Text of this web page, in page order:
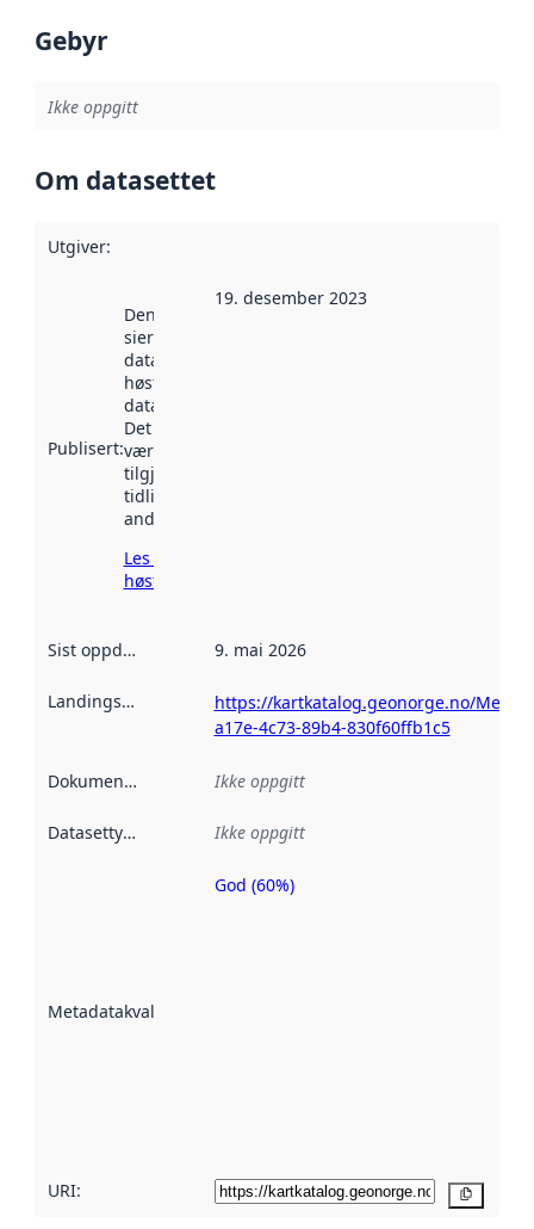
Gebyr
Ikke oppgitt
Om datasettet
Utgiver:
Publisert:
Denne datoen
sier når
datasettet ble
høstet av
data.norge.no.
Det kan ha
vært
tilgjengelig
tidligere
andre steder.
Les mer om
høsting her
19. desember 2023
Sist oppdatert 9. mai 2026
Landingsside
https://kartkatalog.geonorge.no/
a17e-4c73-89b4-830f60ffb1c5
Dokumentasjon Ikke oppgitt
Datasettype Ikke oppgitt
Metadatakvalitet
Metadatakvalitet
God (60%)
URI: